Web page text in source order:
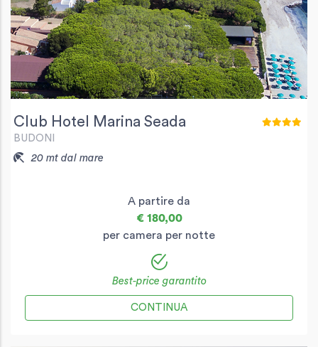
Club Hotel Marina Seada
BUDONI
20 mt dal mare
A partire da
€ 180,00
per camera per notte
Best-price garantito
CONTINUA